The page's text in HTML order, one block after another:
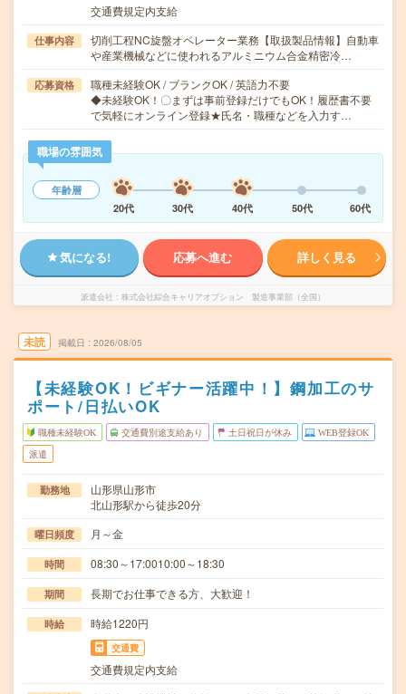
交通費規定内支給
仕事内容
切削工程NC旋盤オペレーター業務【取扱製品情報】自動車
や産業機械などに使われるアルミニウム合金精密冷…
応募資格
職種未経験OK / ブランクOK / 英語力不要
◆未経験OK！〇まずは事前登録だけでもOK！履歴書不要
で気軽にオンライン登録★氏名・職種などを入力す…
職場の雰囲気
年齢層
20代
30代 40代 50代 60代
気になる! 応募へ進む 詳しく見る
派遣会社 株式会社綜合キャリアオプション 製造事業部（全国）
未読 掲載日 2026/08/05
【未経験OK！ビギナー活躍中！】鋼加工のサ
ポート/日払いOK
職種未経験OK 交通費別途支給あり 土日祝日が休み WEB登録OK
派遣
勤務地
山形県山形市
北山形駅から徒歩20分
曜日頻度 月～金
時間 08:30～17:0010:00～18:30
期間 長期でお仕事できる方、大歓迎！
時給 時給1220円
交通費
交通費規定内支給